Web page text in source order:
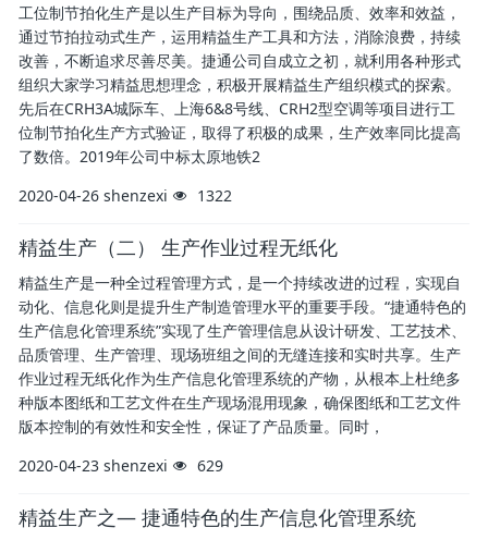
工位制节拍化生产是以生产目标为导向，围绕品质、效率和效益，
通过节拍拉动式生产，运用精益生产工具和方法，消除浪费，持续
改善，不断追求尽善尽美。捷通公司自成立之初，就利用各种形式
组织大家学习精益思想理念，积极开展精益生产组织模式的探索。
先后在CRH3A城际车、上海6&8号线、CRH2型空调等项目进行工
位制节拍化生产方式验证，取得了积极的成果，生产效率同比提高
了数倍。2019年公司中标太原地铁2
2020-04-26 shenzexi 1322
精益生产（二） 生产作业过程无纸化
精益生产是一种全过程管理方式，是一个持续改进的过程，实现自
动化、信息化则是提升生产制造管理水平的重要手段。“捷通特色的
生产信息化管理系统”实现了生产管理信息从设计研发、工艺技术、
品质管理、生产管理、现场班组之间的无缝连接和实时共享。生产
作业过程无纸化作为生产信息化管理系统的产物，从根本上杜绝多
种版本图纸和工艺文件在生产现场混用现象，确保图纸和工艺文件
版本控制的有效性和安全性，保证了产品质量。同时，
2020-04-23 shenzexi 629
精益生产之— 捷通特色的生产信息化管理系统